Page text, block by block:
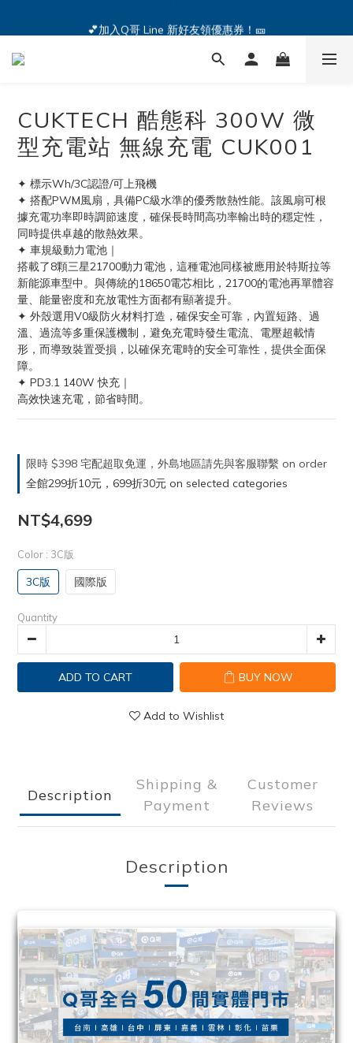
🔥iPhone 17 全系列熱銷中🔥點我購買 — !
CUKTECH 酷態科 300W 微
型充電站 無線充電 CUK001
✦ 標示Wh/3C認證/可上飛機
✦ 搭配PWM風扇，具備PC級水準的優秀散熱性能。該風扇可根
據充電功率即時調節速度，確保長時間高功率輸出時的穩定性，
同時提供卓越的散熱效果。
✦ 車規級動力電池｜
搭載了8顆三星21700動力電池，這種電池同樣被應用於特斯拉等
新能源車型中。與傳統的18650電芯相比，21700的電池再單體容
量、能量密度和充放電性方面都有顯著提升。
✦ 外殼選用V0級防火材料打造，確保安全可靠，內置短路、過
溫、過流等多重保護機制，避免充電時發生電流、電壓超載情
形，而導致裝置受損，以確保充電時的安全可靠性，提供全面保
障。
✦ PD3.1 140W 快充｜
高效快速充電，節省時間。
限時 $398 宅配超取免運，外島地區請先與客服聯繫 on order
全館299折10元，699折30元 on selected categories
NT$4,699
Color : 3C版
3C版 國際版
Quantity
ADD TO CART BUY NOW
Add to Wishlist
Description
Shipping &
Payment
Customer
Reviews
Description